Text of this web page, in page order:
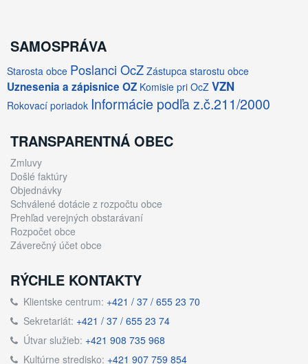
SAMOSPRÁVA
Starosta obce Poslanci OcZ Zástupca starostu obce
Uznesenia a zápisnice OZ Komisie pri OcZ VZN
Rokovací poriadok Informácie podľa z.č.211/2000
TRANSPARENTNÁ OBEC
Zmluvy
Došlé faktúry
Objednávky
Schválené dotácie z rozpočtu obce
Prehľad verejných obstarávaní
Rozpočet obce
Záverečný účet obce
RÝCHLE KONTAKTY
Klientske centrum: +421 / 37 / 655 23 70
Sekretariát: +421 / 37 / 655 23 74
Útvar služieb: +421 908 735 968
Kultúrne stredisko: +421 907 759 854